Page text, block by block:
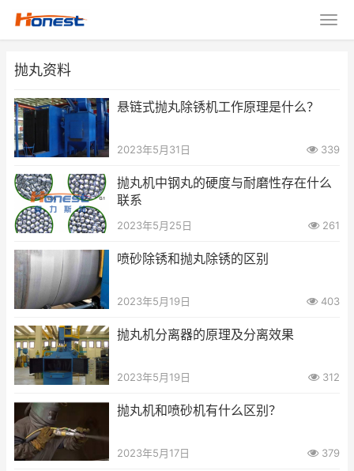
抛丸资料
悬链式抛丸除锈机工作原理是什么？
2023年5月31日 339
抛丸机中钢丸的硬度与耐磨性存在什么
联系
2023年5月25日 261
喷砂除锈和抛丸除锈的区别
2023年5月19日 403
抛丸机分离器的原理及分离效果
2023年5月19日 312
抛丸机和喷砂机有什么区别？
2023年5月17日 379